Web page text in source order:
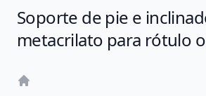
Soporte de pie e
metacrilato para rótulo